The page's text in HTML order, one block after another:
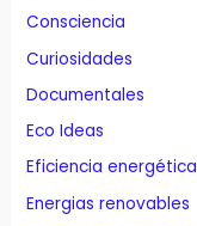
Consciencia
Curiosidades
Documentales
Eco Ideas
Eficiencia energética
Energias renovables